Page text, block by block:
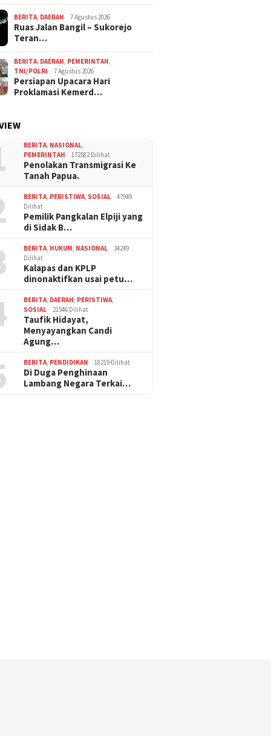
BERITA, DAERAH 7 Agustus 2026
Ruas Jalan Bangil – Sukorejo
Teran…
BERITA, DAERAH, PEMERINTAH,
TNI/POLRI
7 Agustus 2026
Persiapan Upacara Hari
Proklamasi Kemerd…
BERITA, NASIONAL,
PEMERINTAH
172582 Dilihat
Penolakan Transmigrasi Ke
Tanah Papua.
BERITA, PERISTIWA, SOSIAL
47949
Dilihat
Pemilik Pangkalan Elpiji yang
di Sidak B…
BERITA, HUKUM, NASIONAL
34249
Dilihat
Kalapas dan KPLP
dinonaktifkan usai petu…
BERITA, DAERAH, PERISTIWA,
SOSIAL
21546 Dilihat
Taufik Hidayat,
Menyayangkan Candi
Agung…
BERITA, PENDIDIKAN 18219 Dilihat
Di Duga Penghinaan
Lambang Negara Terkai…